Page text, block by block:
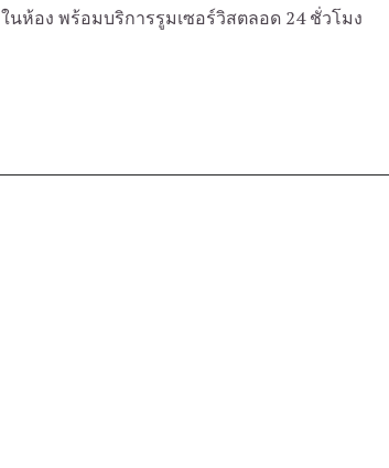
ในห้อง พร้อมบริการรูมเซอร์วิสตลอด 24 ชั่วโมง